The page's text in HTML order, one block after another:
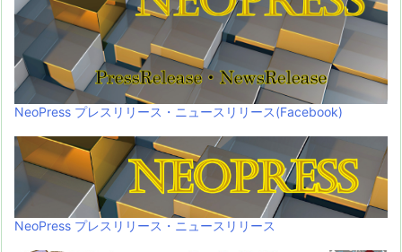
NeoPress プレスリリース・ニュースリリース(Facebook)
NeoPress プレスリリース・ニュースリリース